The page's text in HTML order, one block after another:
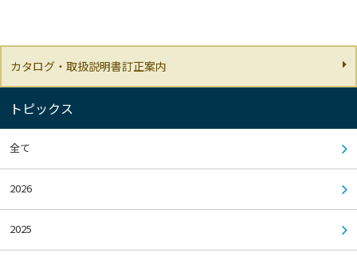
カタログ・取扱説明書訂正案内
トピックス
全て
2026
2025